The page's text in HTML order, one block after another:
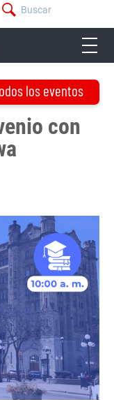
Buscar
los eventos
con